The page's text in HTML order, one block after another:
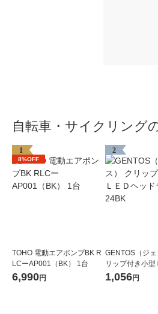
自転車・サイクリング
1
8%OFF
TOHO 電動エアポンプBK R
LCーAP001（BK） 1台
6,990円
2
GENTOS（ジ
リップ付き小型
ドライト HC-
1,056円